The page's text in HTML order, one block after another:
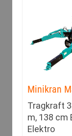
Minikran
Tragkraft
m, 138 cm
Elektro